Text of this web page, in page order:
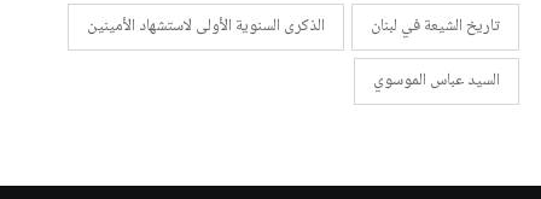
تاريخ الشيعة في لبنان
الذكرى السنوية الأولى لاستشهاد الأمينين
السيد عباس الموسوي